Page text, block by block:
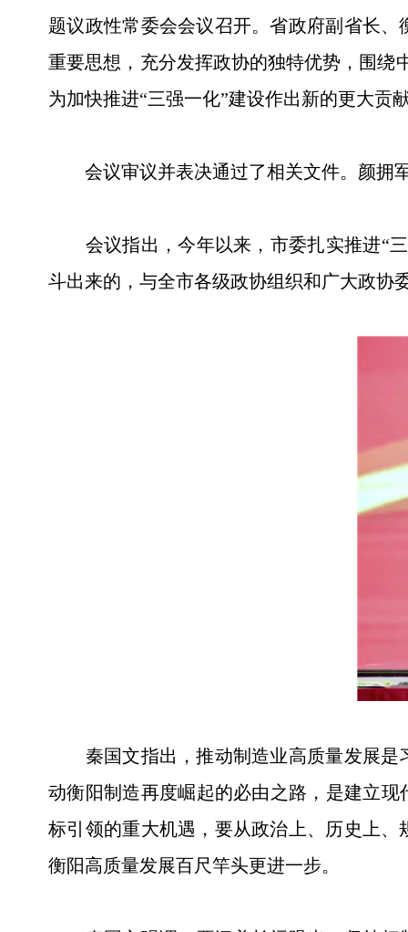
题议政性常委会会议召开。省政府副省长
重要思想，充分发挥政协的独特优势，围绕
为加快推进“三强一化”建设作出新的更大贡
会议审议并表决通过了相关文件。颜拥军
会议指出，今年以来，市委扎实推进“三
斗出来的，与全市各级政协组织和广大政协
秦国文指出，推动制造业高质量发展是
动衡阳制造再度崛起的必由之路，是建立
标引领的重大机遇，要从政治上、历史上
衡阳高质量发展百尺竿头更进一步。